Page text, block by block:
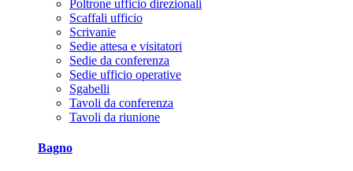
Poltrone ufficio direzionali
Scaffali ufficio
Scrivanie
Sedie attesa e visitatori
Sedie da conferenza
Sedie ufficio operative
Sgabelli
Tavoli da conferenza
Tavoli da riunione
Bagno